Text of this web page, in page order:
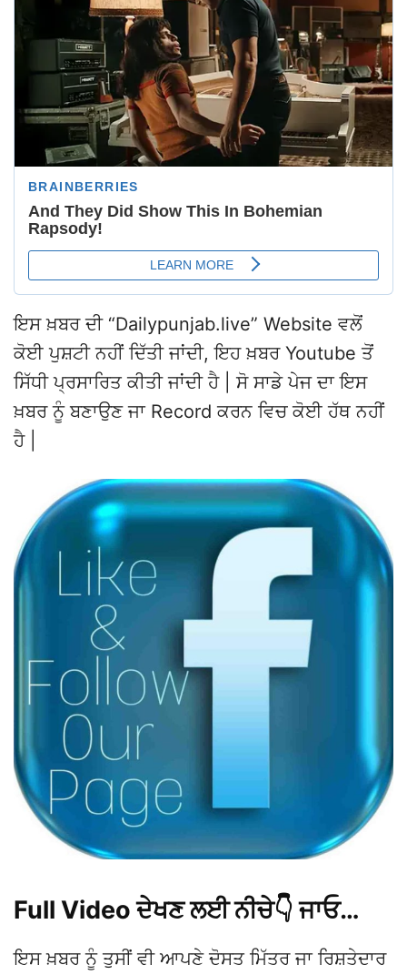
ਇਸ ਖ਼ਬਰ ਦੀ “Dailypunjab.live” Website ਵਲੋਂ
ਕੋਈ ਪੁਸ਼ਟੀ ਨਹੀਂ ਦਿੱਤੀ ਜਾਂਦੀ, ਇਹ ਖ਼ਬਰ Youtube ਤੋਂ
ਸਿੱਧੀ ਪ੍ਰਸਾਰਿਤ ਕੀਤੀ ਜਾਂਦੀ ਹੈ | ਸੋ ਸਾਡੇ ਪੇਜ ਦਾ ਇਸ
ਖ਼ਬਰ ਨੂੰ ਬਣਾਉਣ ਜਾ Record ਕਰਨ ਵਿਚ ਕੋਈ ਹੱਥ ਨਹੀਂ
ਹੈ |
Full Video ਦੇਖਣ ਲਈ ਨੀਚੇ👇 ਜਾਓ…
ਇਸ ਖ਼ਬਰ ਨੂੰ ਤੁਸੀਂ ਵੀ ਆਪਣੇ ਦੋਸਤ ਮਿੱਤਰ ਜਾ ਰਿਸ਼ਤੇਦਾਰ